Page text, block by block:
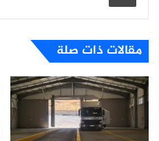
مقالات ذات صلة